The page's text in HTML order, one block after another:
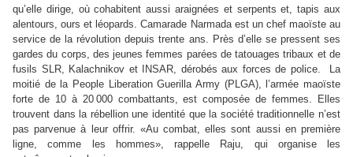
qu’elle dirige, où cohabitent aussi araignées et serpents et, tapis aux
alentours, ours et léopards. Camarade Narmada est un chef maoïste au
service de la révolution depuis trente ans. Près d’elle se pressent ses
gardes du corps, des jeunes femmes parées de tatouages tribaux et de
fusils SLR, Kalachnikov et INSAR, dérobés aux forces de police. La
moitié de la People Liberation Guerilla Army (PLGA), l’armée maoïste
forte de 10 à 20 000 combattants, est composée de femmes. Elles
trouvent dans la rébellion une identité que la société traditionnelle n’est
pas parvenue à leur offrir. «Au combat, elles sont aussi en première
ligne, comme les hommes», rappelle Raju, qui organise les